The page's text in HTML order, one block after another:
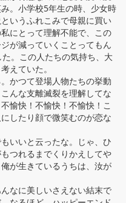
。小学校5年生の時、少女時
いうふれこみで母親に買い
にとって理解不能で、この
が減っていくことってもん
。この人たちの気持ち、大
えていた。
かつて登場人物たちの挙動
んな支離滅裂を理解してな
愉快！不愉快！不愉快！こ
したり顔で微笑むのが恋な
いいと云ったな。じゃ、ひ
つれるまでくりかえしてや
が生きているうちは、汝が
なに美しいさえない結末で